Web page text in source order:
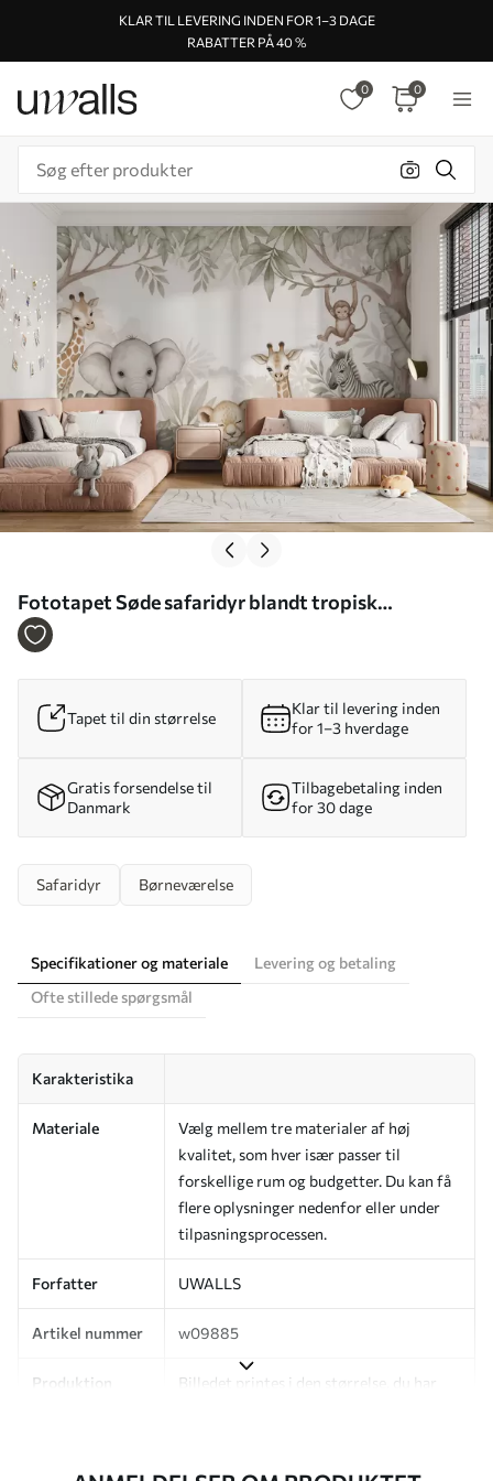
KLAR TIL LEVERING INDEN FOR 1–3 DAGE
RABATTER PÅ 40 %
0 0
Fototapet Søde safaridyr blandt tropisk
bevoksning i akvarelstil Nr. w09885
Tapet til din størrelse
Klar til levering inden
for 1–3 hverdage
Gratis forsendelse til
Danmark
Tilbagebetaling inden
for 30 dage
Safaridyr Børneværelse
Specifikationer og materiale
Levering og betaling
Ofte stillede spørgsmål
Karakteristika
Materiale
Vælg mellem tre materialer af høj
kvalitet, som hver især passer til
forskellige rum og budgetter. Du kan få
flere oplysninger nedenfor eller under
tilpasningsprocessen.
Forfatter UWALLS
Artikel nummer w09885
Produktion
Billedet printes i den størrelse, du har